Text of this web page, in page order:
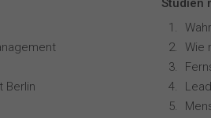
Berlin
Studien